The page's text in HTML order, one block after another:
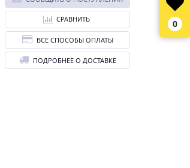
СРАВНИТЬ
ВСЕ СПОСОБЫ ОПЛАТЫ
ПОДРОБНЕЕ О ДОСТАВКЕ
0